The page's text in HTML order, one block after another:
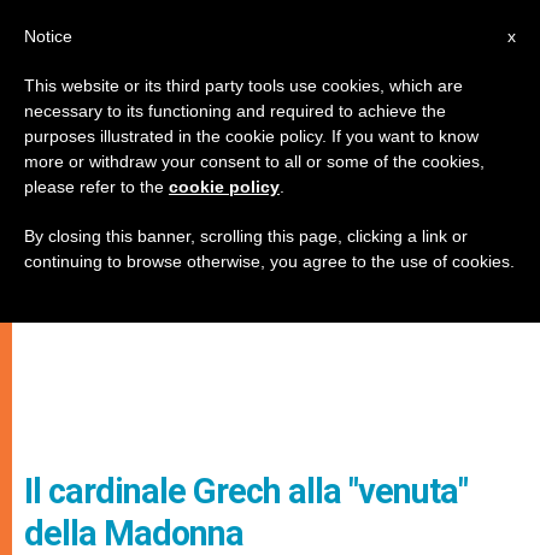
Il cardinale Grech alla "venuta"
della Madonna
x
Notice
This website or its third party tools use cookies, which are
necessary to its functioning and required to achieve the
purposes illustrated in the cookie policy. If you want to know
more or withdraw your consent to all or some of the cookies,
please refer to the cookie policy
By closing this banner, scrolling this page, clicking a link or
continuing to browse otherwise, you agree to the use of cookies.